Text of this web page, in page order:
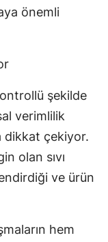
önemli
şekilde
verimlilik
dikkat çekiyor.
olan sıvı
ve ürün
hem